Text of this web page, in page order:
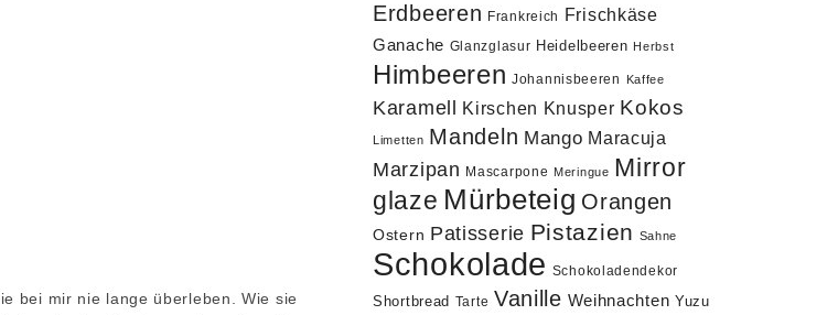
bei mir nie lange überleben. Wie sie
Erdbeeren Frankreich Frischkäse
Ganache Glanzglasur Heidelbeeren Herbst
Himbeeren Johannisbeeren Kaffee
Karamell Kirschen Knusper Kokos
Limetten Mandeln Mango Maracuja
Marzipan Mascarpone Meringue Mirror
glaze Mürbeteig Orangen
Ostern Patisserie Pistazien Sahne
Schokolade Schokoladendekor
Shortbread Tarte Vanille Weihnachten Yuzu